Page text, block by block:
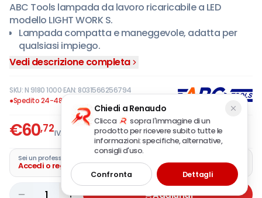
ABC Tools lampada da lavoro ricaricabile a LED
modello LIGHT WORK S.
Lampada compatta e maneggevole, adatta per
qualsiasi impiego.
Corpo robusto in ABS con profilo in gomma
Base magnetica con snodo a 360° per posizionare il
flusso luminoso a piacere.
Fornita con cavo USB e adattatore per la ricarica.
Autonomia max. 10 h.
Tempo di ricarica 4 h.
Luce principale COB LED a 3 step d'intensità: 1) 100
lumen - 2) 350 lumen - 3) 700 lumen.
Batteria ricaricabile agli ioni di Litio (Li-ion) da 3,7V
(2600 mAh).
Vedi descrizione completa
SKU:N 9180 1000·EAN:8031566256794
●Spedito 24-48 ore
€60,72IVA incl.
Sei un professionista?
Accedi o registra la tua azienda
1 Aggiungi
Chiedi a Renaudo
Clicca
sopra l'immagine di un
prodotto per ricevere subito tutte le
informazioni: specifiche, alternative,
consigli d'uso.
Confronta Dettagli